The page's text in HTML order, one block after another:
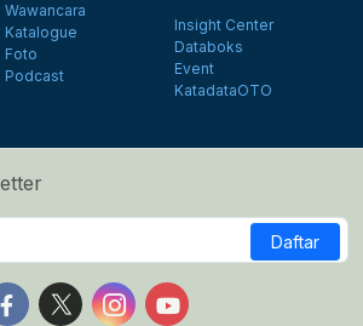
Wawancara
Katalogue
Foto
Podcast
Insight Center
Databoks
Event
KatadataOTO
Daftar
Follow us on Facebook
Follow us on X
Follow us on Instagram
Follow us on